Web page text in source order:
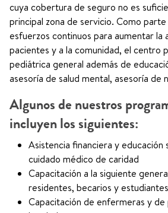
cuya cobertura de seguro no es
principal zona de servicio. Como
esfuerzos continuos para aumentar la
pacientes y a la comunidad, el centro
pediátrica general además de
asesoría de salud mental, asesoría de
Algunos de nuestros
incluyen los siguientes:
Asistencia financiera y
cuidado médico de caridad
Capacitación a la siguiente
residentes, becarios y
Capacitación de enfermeras y